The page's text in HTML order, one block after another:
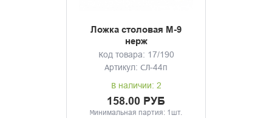
Ложка столовая М-9
нерж
Код товара: 17/190
Артикул: СЛ-44п
В наличии: 2
158.00 РУБ
Минимальная партия: 1шт.